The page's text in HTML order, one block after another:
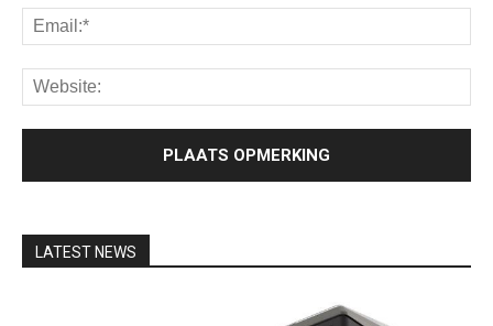
LATEST NEWS